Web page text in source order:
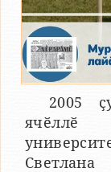
2005